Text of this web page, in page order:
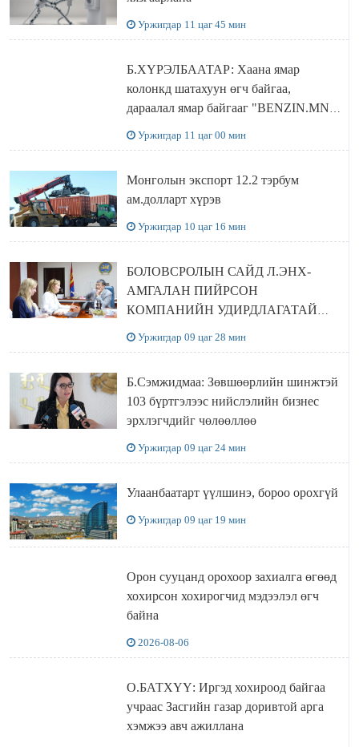
Уржигдар 11 цаг 45 мин
Б.ХҮРЭЛБААТАР: Хаана ямар
колонкд шатахуун өгч байгаа,
дараалал ямар байгааг "BENZIN.MN”
сайтаас харах боломжтой
Уржигдар 11 цаг 00 мин
Монголын экспорт 12.2 тэрбум
ам.долларт хүрэв
Уржигдар 10 цаг 16 мин
БОЛОВСРОЛЫН САЙД Л.ЭНХ-
АМГАЛАН ПИЙРСОН
КОМПАНИЙН УДИРДЛАГАТАЙ
УУЛЗЛАА
Уржигдар 09 цаг 28 мин
Б.Сэмжидмаа: Зөвшөөрлийн шинжтэй
103 бүртгэлээс нийслэлийн бизнес
эрхлэгчдийг чөлөөллөө
Уржигдар 09 цаг 24 мин
Улаанбаатарт үүлшинэ, бороо орохгүй
Уржигдар 09 цаг 19 мин
Орон сууцанд орохоор захиалга өгөөд
хохирсон хохирогчид мэдээлэл өгч
байна
2026-08-06
О.БАТХҮҮ: Иргэд хохироод байгаа
учраас Засгийн газар доривтой арга
хэмжээ авч ажиллана